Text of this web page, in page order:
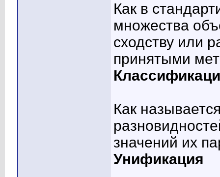
Как в
множества
сходству или
принятыми
Как
значений их
Унификация